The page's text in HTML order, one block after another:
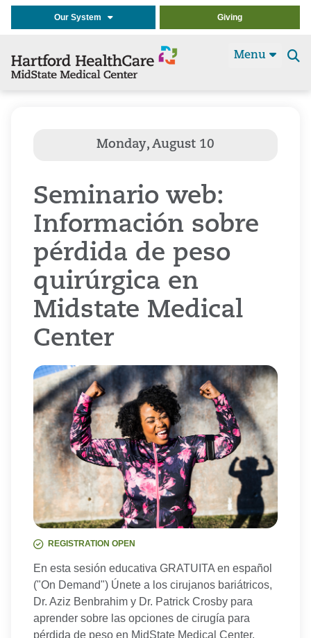
Our System Giving
Menu
Seminario web:
Información sobre
pérdida de peso
quirúrgica en
Midstate Medical
Center
REGISTRATION OPEN
En esta sesión educativa GRATUITA en español
("On Demand") Únete a los cirujanos bariátricos,
Dr. Aziz Benbrahim y Dr. Patrick Crosby para
aprender sobre las opciones de cirugía para
pérdida de peso en MidState Medical Center.